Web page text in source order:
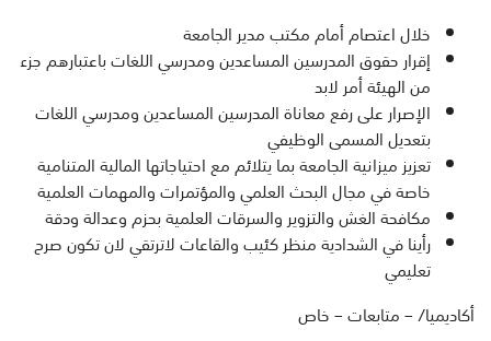
خلال اعتصام أمام مكتب مدير الجامعة
إقرار حقوق المدرسين المساعدين ومدرسي اللغات باعتبارهم جزء
من الهيئة أمر لابد
الإصرار على رفع معاناة المدرسين المساعدين ومدرسي اللغات
بتعديل المسمى الوظيفي
تعزيز ميزانية الجامعة بما يتلائم مع احتياجاتها المالية المتنامية
خاصة في مجال البحث العلمي والمؤتمرات والمهمات العلمية
مكافحة الغش والتزوير والسرقات العلمية بحزم وعدالة ودقة
رأينا في الشدادية منظر كئيب والقاعات لاترتقي لان تكون صرح
تعليمي
أكاديميا/ – متابعات – خاص